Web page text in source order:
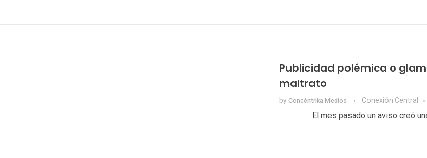
Publicidad polémica o
maltrato
by Concéntrika Medios Conexión Central
El mes pasado un aviso creó una